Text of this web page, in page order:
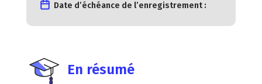
En résumé
Date d’échéance de l’enregistrement :